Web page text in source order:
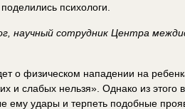
психологи.
научный сотрудник Центра
о физическом нападении на
и слабых нельзя». Однако из этого
ему удары и терпеть подобные